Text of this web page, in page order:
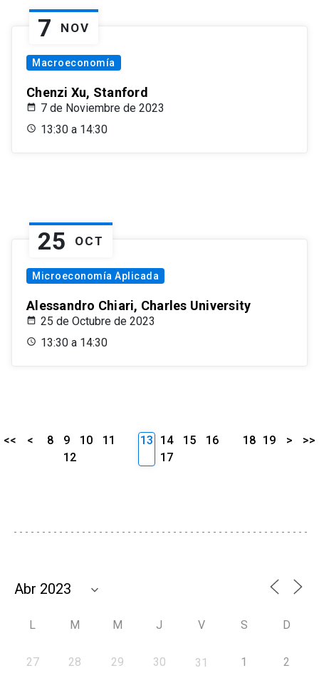
7 NOV
Macroeconomía
Chenzi Xu, Stanford
7 de Noviembre de 2023
13:30 a 14:30
25 OCT
Microeconomía Aplicada
Alessandro Chiari, Charles University
25 de Octubre de 2023
13:30 a 14:30
<< < 8 9 10
11
12
13 14 15
16
17
18 19 > >>
L M M J V S D
27 28 29 30 31 1 2